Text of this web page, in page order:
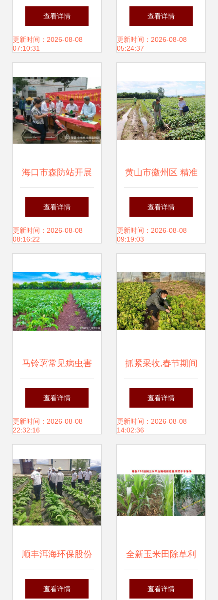
在行动 全力以赴加
强农业病虫害防治
查看详情
更新时间：2026-08-08
07:10:31
管理确保夏粮丰产
丰收
查看详情
更新时间：2026-08-08
05:24:37
海口市森防站开展
2016年秋冬季森林
执法与病虫害防治
查看详情
更新时间：2026-08-08
08:16:22
黄山市徽州区 精准
施策科学指导 灾后
农业复产与病虫害
查看详情
更新时间：2026-08-08
09:19:03
马铃薯常见病虫害
防治全攻略 掌握要
点综合防控，助力
查看详情
更新时间：2026-08-08
22:32:16
抓紧采收,春节期间
不打烊 ,崇明全力
保障蔬菜生产供应
查看详情
更新时间：2026-08-08
14:02:36
顺丰洱海环保股份
农化服务队开展绿
查看详情
全新玉米田除草利
器 四元复配，封杀
查看详情